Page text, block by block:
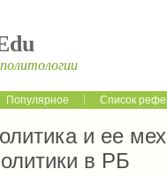
Популярное Список
и ее
в РБ